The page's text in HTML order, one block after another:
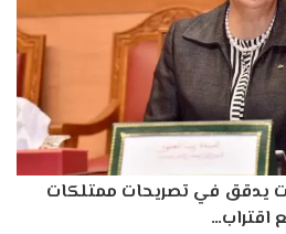
يدقق في تصريحات ممتلكات
اقتراب…